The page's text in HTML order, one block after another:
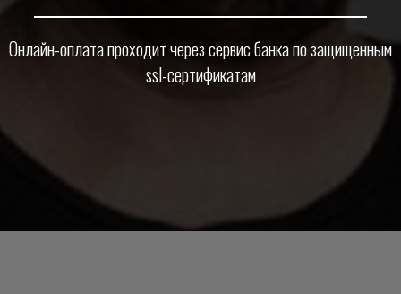
Онлайн-оплата проходит через сервис банка по защищенным
ssl-сертификатам